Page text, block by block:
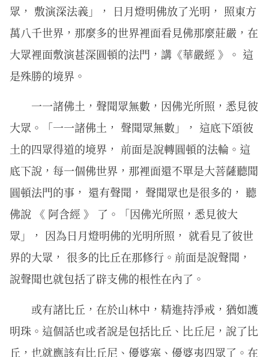
眾， 敷演深法義」， 日月燈明佛放了光明， 照東方
萬八千世界，那麼多的世界裡面看見佛那麼莊嚴，在
大眾裡面敷演甚深圓頓的法門，講《華嚴經 》。 這
是殊勝的境界。
一一諸佛土，聲聞眾無數，因佛光所照，悉見彼
大眾。「一一諸佛土， 聲聞眾無數」， 這底下頌彼
土的四眾得道的境界， 前面是說轉圓頓的法輪。這
底下說，每一個佛世界，那裡面還不單是大菩薩聽聞
圓頓法門的事， 還有聲聞， 聲聞眾也是很多的， 聽
佛說 《 阿含經 》 了。「因佛光所照，悉見彼大
眾」， 因為日月燈明佛的光明所照， 就看見了彼世
界的大眾， 很多的比丘在那修行。前面是說聲聞，
說聲聞也就包括了辟支佛的根性在內了。
或有諸比丘，在於山林中，精進持淨戒，猶如護
明珠。這個話也或者說是包括比丘、比丘尼，說了比
丘，也就應該有比丘尼、優婆塞、優婆夷四眾了。在